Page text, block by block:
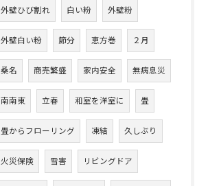
外壁ひび割れ 白い粉 外壁粉
外壁白い粉 節分 恵方巻 ２月
桑名 商売繁盛 家内安全 無病息災
南南東 立春 和室を洋室に 畳
畳からフローリング 凍結 久しぶり
火災保険 雪害 リビングドア